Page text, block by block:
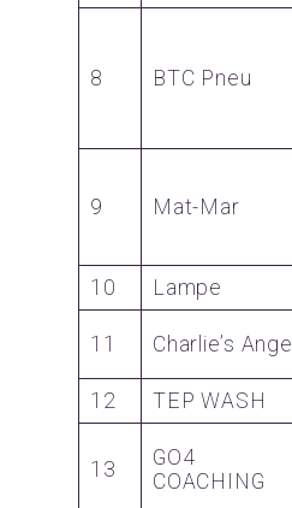
8 BTC Pneu
9 Mat-Mar
10
Lampe
11 Charlie’s Angel
12
TEP WASH
13
GO4
COACHING